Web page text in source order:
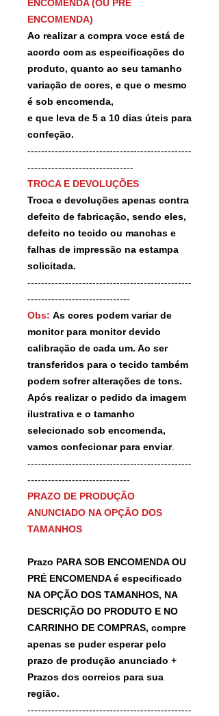
ENCOMENDA (OU PRÉ
ENCOMENDA)
Ao realizar a compra voce está de
acordo com as especificações do
produto, quanto ao seu tamanho
variação de cores, e que o mesmo
é sob encomenda,
e que leva de 5 a 10 dias úteis para
confeção.
------------------------------------------------
-------------------------------
TROCA E DEVOLUÇÕES
Troca e devoluções apenas contra
defeito de fabricação, sendo eles,
defeito no tecido ou manchas e
falhas de impressão na estampa
solicitada.
------------------------------------------------
------------------------------
Obs: As cores podem variar de
monitor para monitor devido
calibração de cada um. Ao ser
transferidos para o tecido também
podem sofrer alterações de tons.
Após realizar o pedido da imagem
ilustrativa e o tamanho
selecionado sob encomenda,
vamos confecionar para enviar.
------------------------------------------------
------------------------------
PRAZO DE PRODUÇÃO
ANUNCIADO NA OPÇÃO DOS
TAMANHOS
Prazo PARA SOB ENCOMENDA OU
PRÉ ENCOMENDA é especificado
NA OPÇÃO DOS TAMANHOS, NA
DESCRIÇÃO DO PRODUTO E NO
CARRINHO DE COMPRAS, compre
apenas se puder esperar pelo
prazo de produção anunciado +
Prazos dos correios para sua
região.
------------------------------------------------